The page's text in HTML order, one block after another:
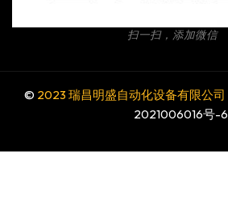
扫一扫，添加微信
© 2023 瑞昌明盛自动化设备有限公司
2021006016号-6